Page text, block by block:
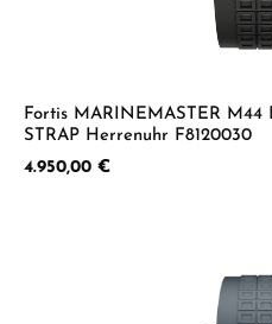
Fortis MARINEMASTER
STRAP Herrenuhr F8120030
Regulärer Preis:
4.950,00 €